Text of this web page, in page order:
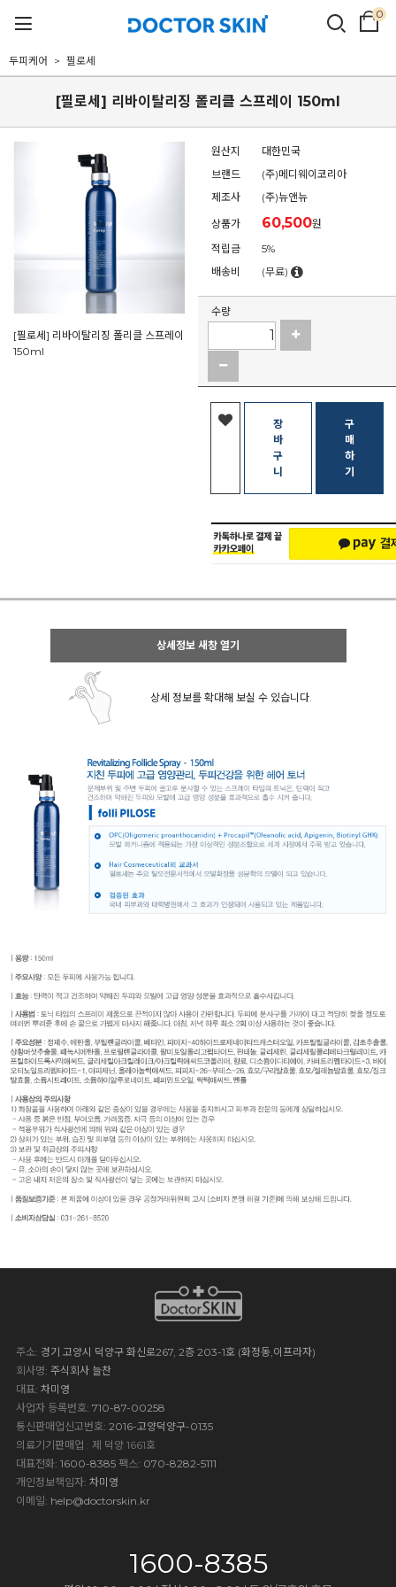
0
두피케어 필로세
[필로세] 리바이탈리징 폴리클 스프레이 150ml
[필로세] 리바이탈리징 폴리클 스프레이
150ml
원산지
대한민국
브랜드
(주)메디웨이코리아
제조사
(주)뉴앤뉴
상품가
60,500원
적립금
5%
배송비
(무료)
수량
장
바
구
니
구
매
하
기
상세정보 새창 열기
상세 정보를 확대해 보실 수 있습니다.
주소: 경기 고양시 덕양구 화신로267, 2층 203-1호 (화정동,이프라자)
회사명: 주식회사 늘찬
대표: 차미영
사업자 등록번호: 710-87-00258
통신판매업신고번호: 2016-고양덕양구-0135
의료기기판매업 : 제 덕양 1661호
대표전화: 1600-8385 팩스: 070-8282-5111
개인정보책임자: 차미영
이메일: help@doctorskin.kr
1600-8385